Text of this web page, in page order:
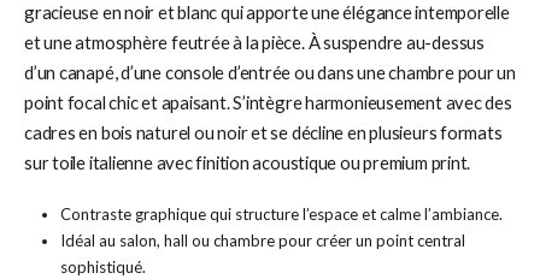
gracieuse en noir et blanc qui apporte une élégance intemporelle
et une atmosphère feutrée à la pièce. À suspendre au-dessus
d’un canapé, d’une console d’entrée ou dans une chambre pour un
point focal chic et apaisant. S’intègre harmonieusement avec des
cadres en bois naturel ou noir et se décline en plusieurs formats
sur toile italienne avec finition acoustique ou premium print.
Contraste graphique qui structure l’espace et calme l’ambiance.
Idéal au salon, hall ou chambre pour créer un point central
sophistiqué.